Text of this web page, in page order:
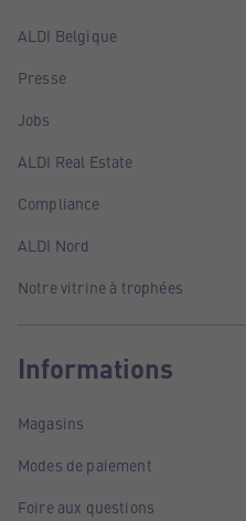
ALDI Belgique
Presse
Jobs
ALDI Real Estate
Compliance
ALDI Nord
Notre vitrine à trophées
Informations
Magasins
Modes de paiement
Foire aux questions